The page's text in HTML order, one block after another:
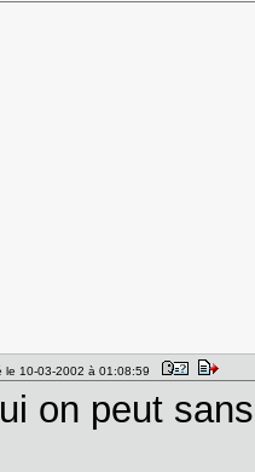
le 10-03-2002 à 01:08:59
on peut